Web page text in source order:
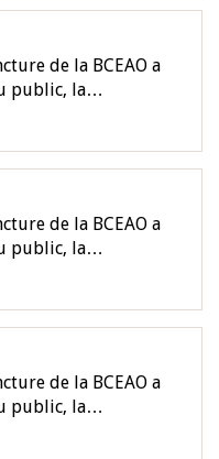
de la BCEAO a
public, la…
de la BCEAO a
public, la…
de la BCEAO a
public, la…